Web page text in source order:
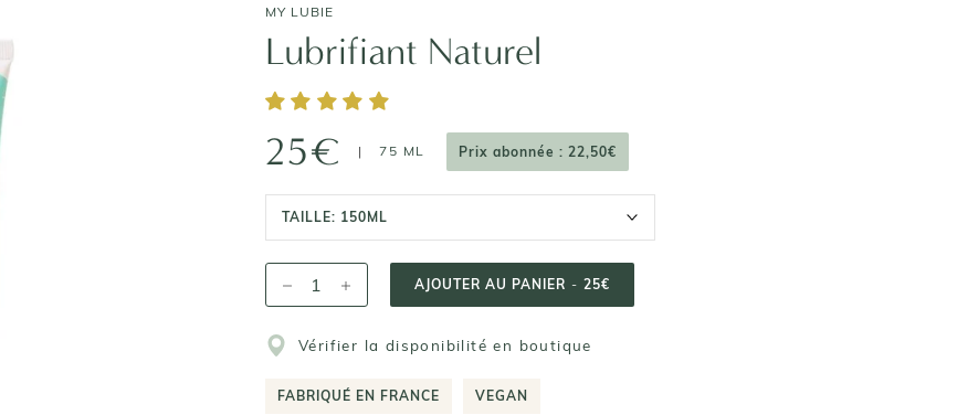
MY LUBIE
Lubrifiant Naturel
25€ | 75 ML Prix abonnée : 22,50€
TAILLE: 150ML
AJOUTER AU PANIER - 25€
Vérifier la disponibilité en boutique
FABRIQUÉ EN FRANCE VEGAN